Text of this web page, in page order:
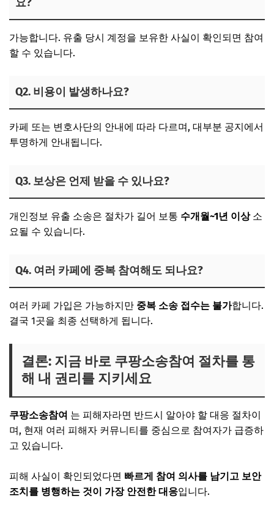
가능합니다. 유출 당시 계정을 보유한 사실이 확인되면 참여
할 수 있습니다.
Q2. 비용이 발생하나요?
카페 또는 변호사단의 안내에 따라 다르며, 대부분 공지에서
투명하게 안내됩니다.
Q3. 보상은 언제 받을 수 있나요?
개인정보 유출 소송은 절차가 길어 보통 수개월~1년 이상소
요될 수 있습니다.
Q4. 여러 카페에 중복 참여해도 되나요?
여러 카페 가입은 가능하지만 중복 소송 접수는 불가합니다.
결국 1곳을 최종 선택하게 됩니다.
결론: 지금 바로 쿠팡소송참여 절차를 통
해 내 권리를 지키세요
쿠팡소송참여 는 피해자라면 반드시 알아야 할 대응 절차이
며, 현재 여러 피해자 커뮤니티를 중심으로 참여자가 급증하
고 있습니다.
피해 사실이 확인되었다면 빠르게 참여 의사를 남기고 보안
조치를 병행하는 것이 가장 안전한 대응입니다.